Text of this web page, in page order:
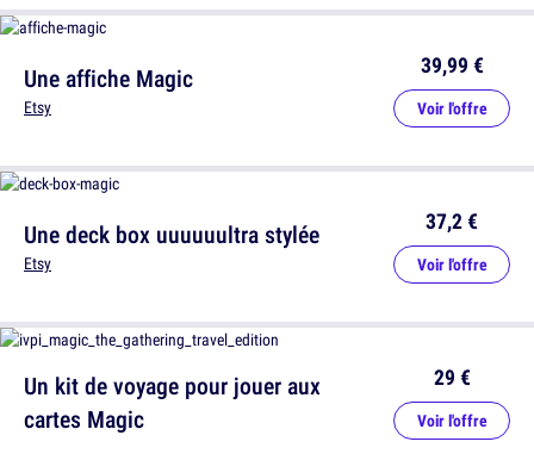
Une affiche Magic
Etsy
39,99 €
Voir l'offre
Un kit de voyage pour jouer aux
cartes Magic
29 €
Voir l'offre
Une deck box uuuuuultra stylée
Etsy
37,2 €
Voir l'offre